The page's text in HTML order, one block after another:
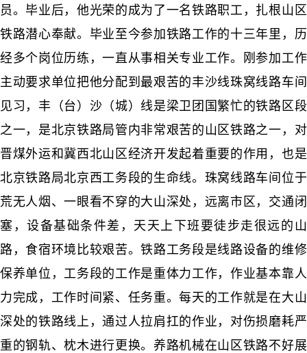
员。毕业后，他光荣的成为了一名铁路职工，扎根山区
铁路潜心奉献。毕业至今参加铁路工作的十三年里，历
经多个岗位历练，一直从事相关专业工作。刚参加工作
主动要求单位把他分配到最艰苦的丰沙线珠窝线路车间
见习，丰（台）沙（城）线是梁卫团国繁忙的铁路区段
之一，是北京铁路局管内非常艰苦的山区铁路之一，对
晋煤外运和冀西北山区经济开发起着重要的作用，也是
北京铁路局北京西工务段的生命线。珠窝线路车间位于
荒无人烟、一眼看不穿的大山深处，远离市区，交通闭
塞，设备基础条件差，天天上下班要徒步走很远的山
路，食宿环境比较艰苦。铁路工务段是线路设备的维修
保养单位，工务段的工作是重体力工作，作业基本靠人
力完成，工作时间紧、任务重。每天的工作就是在大山
深处的铁路线上，通过人拉肩扛的作业，对伤损磨耗严
重的钢轨、枕木进行更换。养路机械在山区铁路不好展